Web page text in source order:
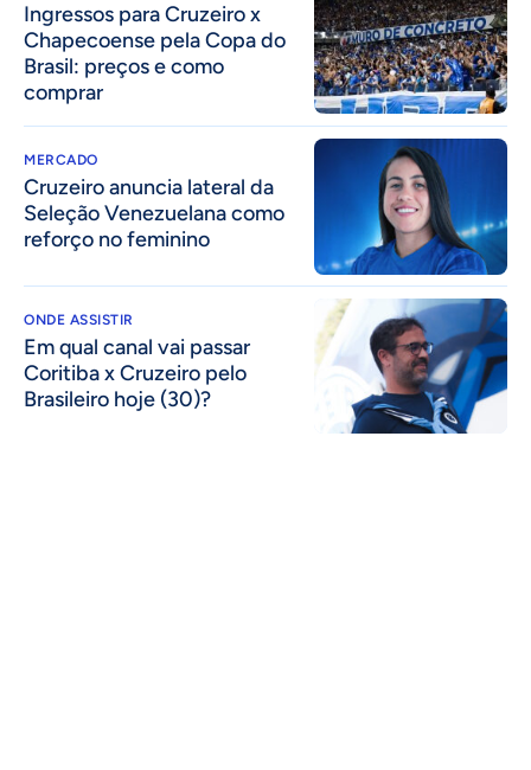
Ingressos para Cruzeiro x
Chapecoense pela Copa do
Brasil: preços e como
comprar
MERCADO
Cruzeiro anuncia lateral da
Seleção Venezuelana como
reforço no feminino
ONDE ASSISTIR
Em qual canal vai passar
Coritiba x Cruzeiro pelo
Brasileiro hoje (30)?